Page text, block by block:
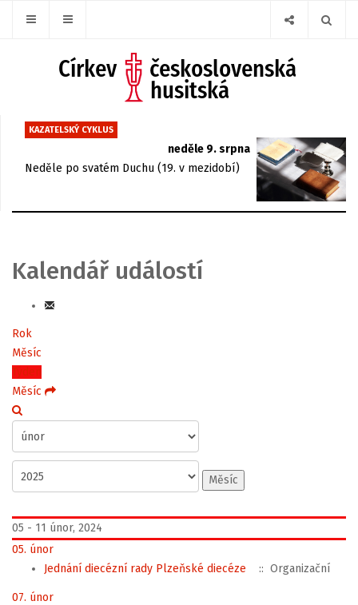
KAZATELSKÝ CYKLUS
neděle 9. srpna
Neděle po svatém Duchu (19. v mezidobí)
Kalendář událostí
Rok
Měsíc
Týden
Měsíc
Měsíc
05 - 11 únor, 2024
05. únor
Jednání diecézní rady Plzeňské diecéze
:: Organizační
07. únor